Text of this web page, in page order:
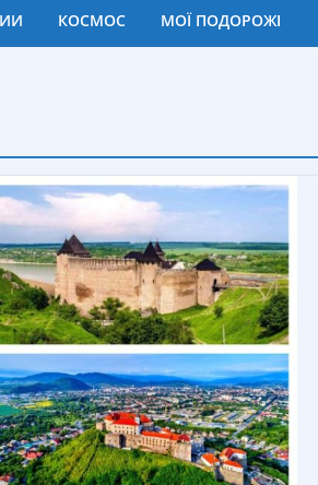
КОСМОС МОЇ ПОДОРОЖІ